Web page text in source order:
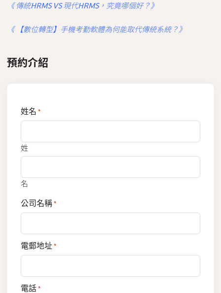
《 傳統HRMS VS 現代HRMS，究竟哪個好？》
《 【數位轉型】手機考勤軟體為何能取代傳統系統？》
預約介紹
姓名 *
姓
名
公司名稱*
電郵地址*
電話*